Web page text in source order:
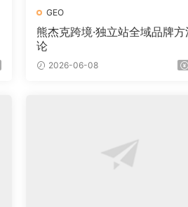
GEO
熊杰克跨境·独立站全域品牌
论
2026-06-08